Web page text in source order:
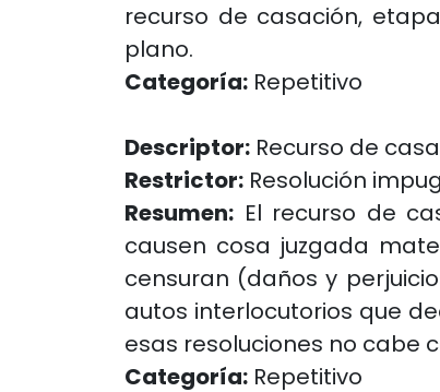
recurso de casación,
plano.
Categoría: Repetitivo
Descriptor: Recurso de
Restrictor: Resolución
Resumen: El recurso de
causen cosa juzgada
censuran (daños y
autos interlocutorios que
esas resoluciones no cabe
Categoría: Repetitivo